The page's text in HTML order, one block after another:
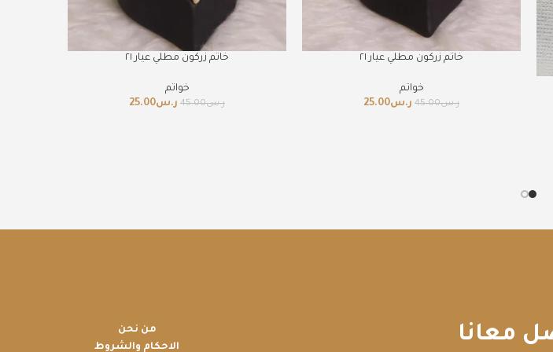
خاتم زركون مطلي عيار ٢١
خواتم
ر.س45.00 ر.س25.00
خاتم زركون مطلي عيار ٢١
خواتم
ر.س45.00 ر.س25.00
معانا
من نحن
الاحكام والشروط